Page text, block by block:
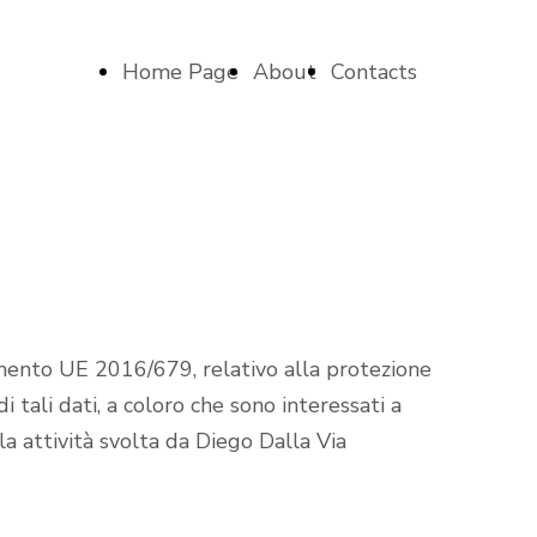
Home Page About Contacts
UE 2016/679, relativo alla protezione
tali dati, a coloro che sono interessati a
attività svolta da Diego Dalla Via